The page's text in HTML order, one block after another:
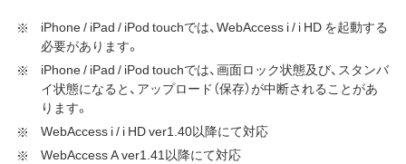
iPhone / iPad / iPod touchでは、WebAccess i / i HD を起動する
必要があります。
iPhone / iPad / iPod touchでは、画面ロック状態及び、スタンバ
イ状態になると、アップロード（保存）が中断されることがあ
ります。
WebAccess i / i HD ver1.40以降にて対応
WebAccess A ver1.41以降にて対応